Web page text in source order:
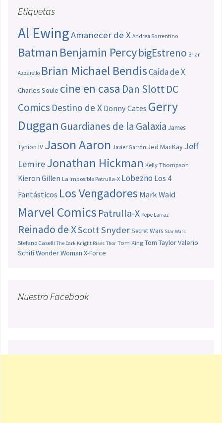
Etiquetas
Al EwingAmanecer de X Andrea Sorrentino
Batman Benjamin PercybigEstreno Brian
Azzarello Brian Michael BendisCaída de X
Charles Soule cine en casa Dan SlottDC
Comics Destino de X Donny Cates Gerry
Duggan Guardianes de la Galaxia James
Tynion IV Jason Aaron Javier Garrón Jed MacKay Jeff
LemireJonathan Hickman Kelly Thompson
Kieron Gillen La Imposible Patrulla-X Lobezno Los 4
Fantásticos Los Vengadores Mark Waid
Marvel Comics Patrulla-X Pepe Larraz
Reinado de XScott SnyderSecret Wars Star Wars
Stefano Caselli The Dark Knight Rises Thor Tom King Tom TaylorValerio
Schiti Wonder Woman X-Force
Nuestro Facebook